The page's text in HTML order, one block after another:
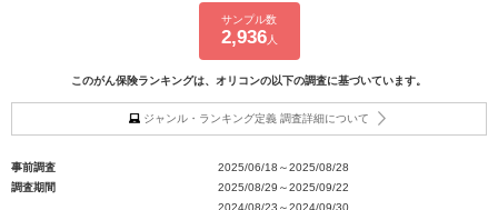
サンプル数
2,936人
このがん保険ランキングは、オリコンの以下の調査に基づいています。
ジャンル・ランキング定義 調査詳細について
事前調査
2025/06/18～2025/08/28
調査期間
2025/08/29～2025/09/22